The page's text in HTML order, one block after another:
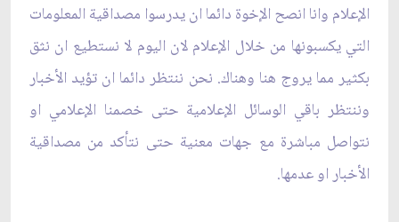
الإعلام وانا انصح الإخوة دائما ان يدرسوا مصداقية المعلومات
التي يكسبونها من خلال الإعلام لان اليوم لا نستطيع ان نثق
بكثير مما يروج هنا وهناك. نحن ننتظر دائما ان تؤيد الأخبار
وننتظر باقي الوسائل الإعلامية حتى خصمنا الإعلامي او
نتواصل مباشرة مع جهات معنية حتى نتأكد من مصداقية
الأخبار او عدمها.